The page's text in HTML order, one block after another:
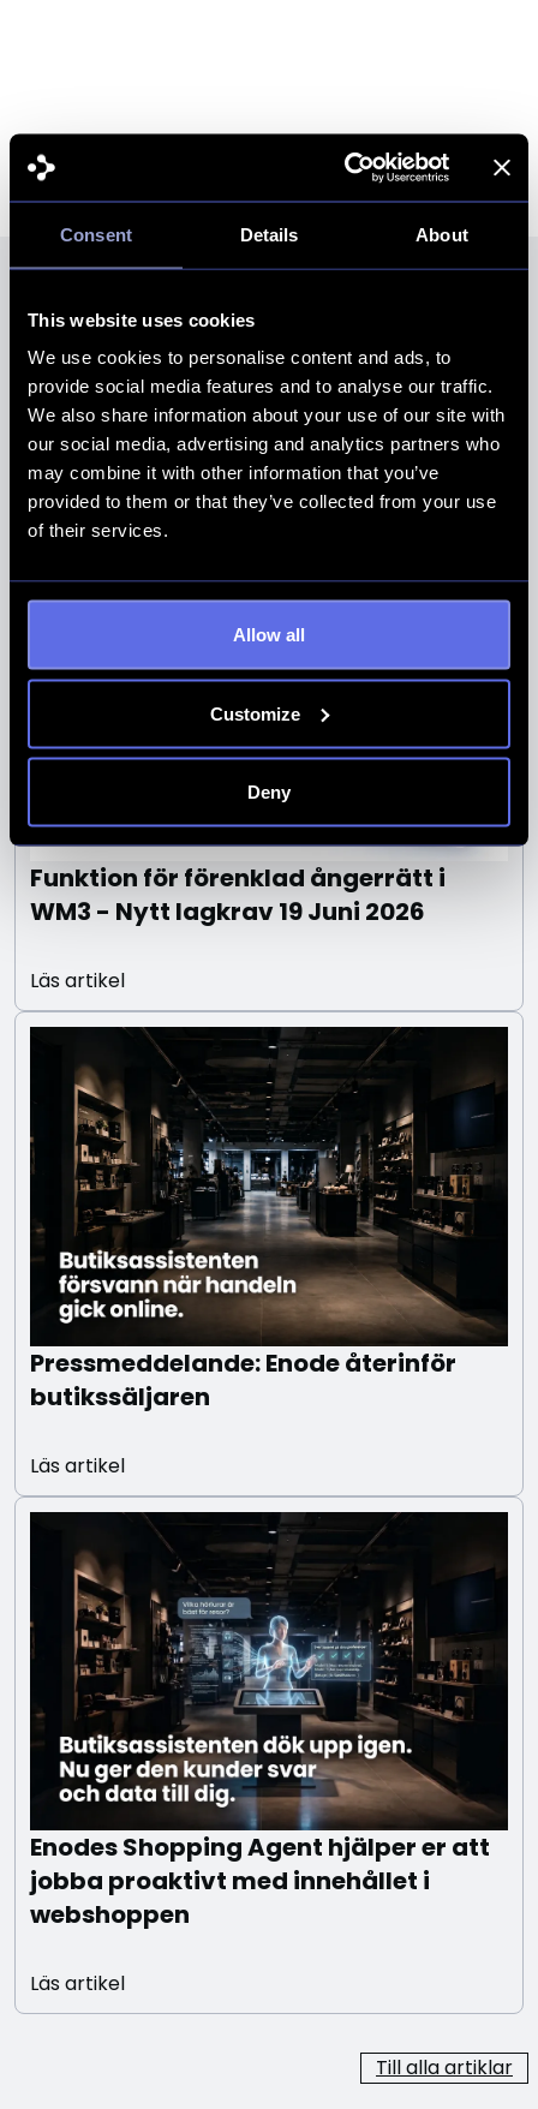
Consent Details About
This website uses cookies
We use cookies to personalise content and ads, to
provide social media features and to analyse our traffic.
We also share information about your use of our site with
our social media, advertising and analytics partners who
may combine it with other information that you’ve
provided to them or that they’ve collected from your use
of their services.
Allow all
Customize
Deny
Våra senaste insikter och
nyheter
Håll dig uppdaterad med de senaste trenderna och
tipsen för din digitala tillväxt.
Funktion för förenklad ångerrätt i
WM3 - Nytt lagkrav 19 Juni 2026
Läs artikel
Pressmeddelande: Enode återinför
butikssäljaren
Läs artikel
Enodes Shopping Agent hjälper er att
jobba proaktivt med innehållet i
webshoppen
Läs artikel
Till alla artiklar